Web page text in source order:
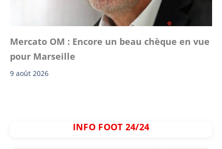
Mercato OM : Encore un beau chèque en vue
pour Marseille
9 août 2026
INFO FOOT 24/24